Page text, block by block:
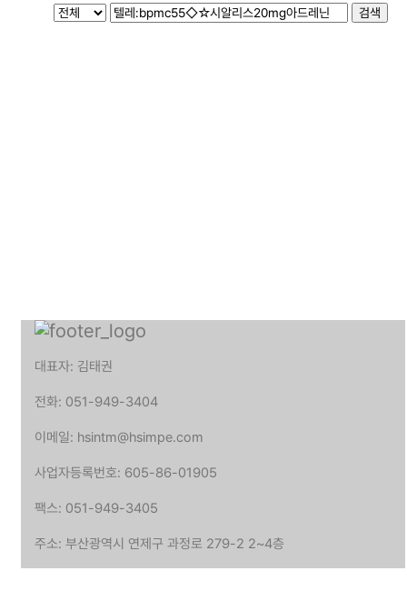
검색
대표자: 김태권
전화: 051-949-3404
이메일: hsintm@hsimpe.com
사업자등록번호: 605-86-01905
팩스: 051-949-3405
주소: 부산광역시 연제구 과정로 279-2 2~4층